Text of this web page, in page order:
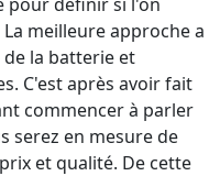
meilleure approche a
la batterie et
C'est après avoir fait
commencer à parler
serez en mesure de
et qualité. De cette